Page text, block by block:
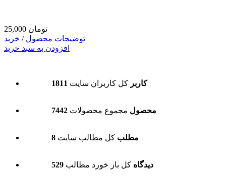
25,000 تومان
توضیحات محصول / خرید
افزودن به سبد خرید
1811 کاربر کل کاربران سایت
7442 محصول مجموع محصولات
8 مطلب کل مطالب سایت
529 دیدگاه کل باز خورد مطالب